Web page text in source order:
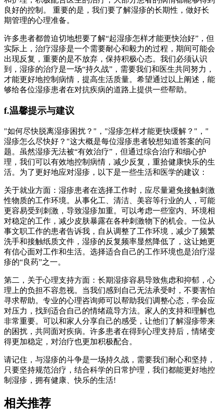
良好的控制。 重要的是，我们要了解湿疹的长期性，做好长
期管理的心理准备。
许多患者都曾迫切地想要了解“起湿疹怎样才能更快治好”，但
实际上，治疗湿疹是一个需要耐心和毅力的过程，期间可能会
出现反复，重要的是不放弃，保持积极心态。我们必须认识
到，湿疹的治疗是一场“持久战”，需要我们和医生共同努力，
才能更好地控制病情，提高生活质量。希望通过以上阐述，能
够给各位湿疹患者在对抗疾病的道路上提供一些帮助。
f.温馨提示与建议
"如何尽快脱离湿疹困扰？"，"湿疹怎样才能更快缓解？"，"
湿疹怎么尽快好？"这大概是每位湿疹患者较想知道答案的问
题。虽然湿疹无法被“有效治疗”，但通过综合治疗和细心护
理，我们可以有效地控制病情，减少反复，重拾健康快乐的生
活。为了更好地应对湿疹，以下是一些生活和医学的建议：
关于就业方面：湿疹患者在选择工作时，应尽量避免接触刺激
性物质的工作环境。从事化工、清洁、美容等行业的人，可能
更容易受到刺激，导致湿疹加重。可以考虑一些室内、环境相
对稳定的工作，减少皮肤暴露在各种刺激物下的机会。一位从
事文职工作的患者告诉我，自从调整了工作环境，减少了频繁
洗手和接触纸质文件，湿疹的反复频率显然降低了，这让她更
有信心面对工作和生活。选择适合自己的工作环境也是治疗湿
疹的“良药”之一。
第二，关于心理支持方面：长期湿疹容易导致焦虑和抑郁，心
理上的负担不容忽视。当我们感到自己无法承受时，不要害怕
寻求帮助。专业的心理咨询师可以帮助我们调整心态，学会应
对压力，找到适合自己的情绪疏导方法。家人的支持和理解也
非常重要。可以和家人分享自己的感受，让他们了解湿疹带来
的困扰，共同面对疾病。许多患者在得到心理支持后，情绪变
得更加稳定，对治疗也更加积极配合。
请记住，与湿疹的斗争是一场持久战，需要我们耐心和坚持，
只要坚持规范治疗，结合科学的日常护理，我们都能更好地控
制湿疹，拥有健康、快乐的生活!
相关推荐